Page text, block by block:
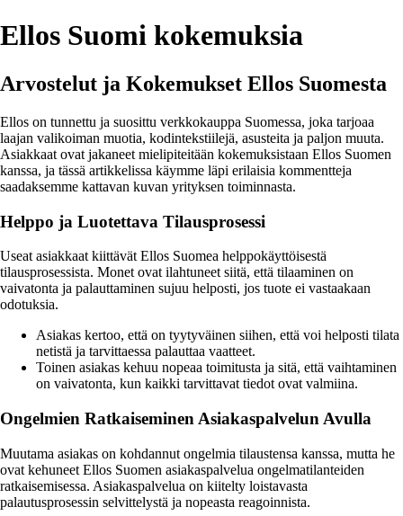
Ellos Suomi kokemuksia
Arvostelut ja Kokemukset Ellos Suomesta
Ellos on tunnettu ja suosittu verkkokauppa Suomessa, joka tarjoaa
laajan valikoiman muotia, kodintekstiilejä, asusteita ja paljon muuta.
Asiakkaat ovat jakaneet mielipiteitään kokemuksistaan Ellos Suomen
kanssa, ja tässä artikkelissa käymme läpi erilaisia kommentteja
saadaksemme kattavan kuvan yrityksen toiminnasta.
Helppo ja Luotettava Tilausprosessi
Useat asiakkaat kiittävät Ellos Suomea helppokäyttöisestä
tilausprosessista. Monet ovat ilahtuneet siitä, että tilaaminen on
vaivatonta ja palauttaminen sujuu helposti, jos tuote ei vastaakaan
odotuksia.
Asiakas kertoo, että on tyytyväinen siihen, että voi helposti tilata
netistä ja tarvittaessa palauttaa vaatteet.
Toinen asiakas kehuu nopeaa toimitusta ja sitä, että vaihtaminen
on vaivatonta, kun kaikki tarvittavat tiedot ovat valmiina.
Ongelmien Ratkaiseminen Asiakaspalvelun Avulla
Muutama asiakas on kohdannut ongelmia tilaustensa kanssa, mutta he
ovat kehuneet Ellos Suomen asiakaspalvelua ongelmatilanteiden
ratkaisemisessa. Asiakaspalvelua on kiitelty loistavasta
palautusprosessin selvittelystä ja nopeasta reagoinnista.